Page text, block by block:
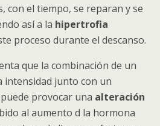
con el tiempo, se reparan y se
así a la hipertrofia
proceso durante el descanso.
que la combinación de un
junto con un
provocar una alteración
al aumento d la hormona